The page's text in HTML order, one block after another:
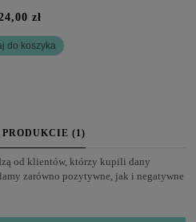
zł
do koszyka
(1)
od klientów, którzy kupili dany
zarówno pozytywne, jak i negatywne